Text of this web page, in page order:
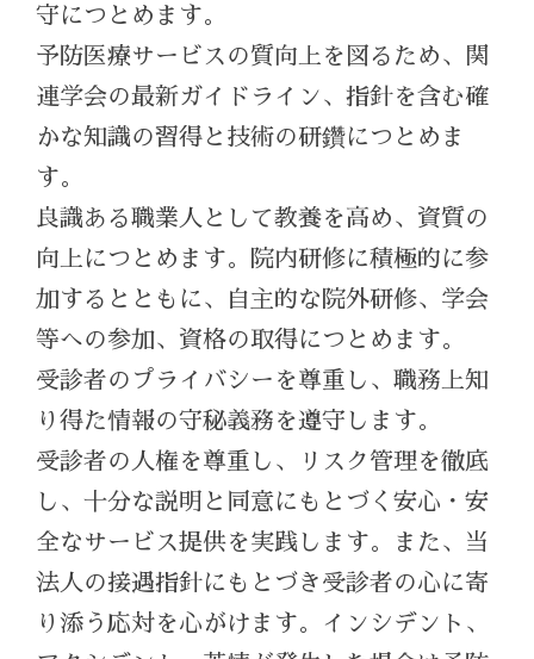
守につとめます。
予防医療サービスの質向上を図るため、関
連学会の最新ガイドライン、指針を含む確
かな知識の習得と技術の研鑽につとめま
す。
良識ある職業人として教養を高め、資質の
向上につとめます。院内研修に積極的に参
加するとともに、自主的な院外研修、学会
等への参加、資格の取得につとめます。
受診者のプライバシーを尊重し、職務上知
り得た情報の守秘義務を遵守します。
受診者の人権を尊重し、リスク管理を徹底
し、十分な説明と同意にもとづく安心・安
全なサービス提供を実践します。また、当
法人の接遇指針にもとづき受診者の心に寄
り添う応対を心がけます。インシデント、